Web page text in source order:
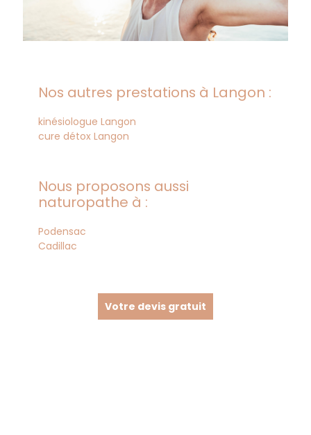
Nos autres prestations à Langon :
kinésiologue Langon
cure détox Langon
Nous proposons aussi
naturopathe à :
Podensac
Cadillac
Votre devis gratuit